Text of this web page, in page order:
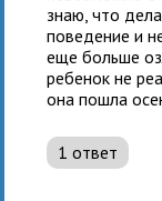
знаю, что
поведение и
еще больше
ребенок не
она пошла
1 ответ